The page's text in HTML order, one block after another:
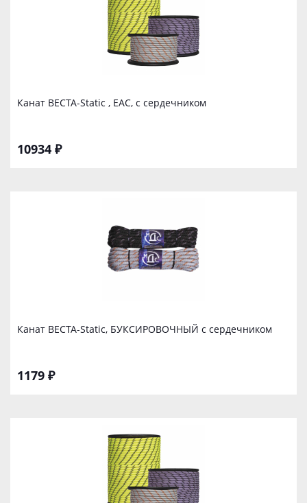
Канат ВЕСТА-Static , EAC, с сердечником
10934 ₽
Канат ВЕСТА-Static, БУКСИРОВОЧНЫЙ с сердечником
1179 ₽